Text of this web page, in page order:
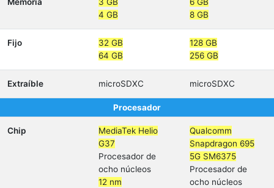
4 GB
8 GB
Fijo
32 GB
64 GB
128 GB
256 GB
Extraíble microSDXC microSDXC
Procesador
Chip
MediaTek Helio
G37
Procesador de
ocho núcleos
12 nm
Qualcomm
Snapdragon 695
5G SM6375
Procesador de
ocho núcleos